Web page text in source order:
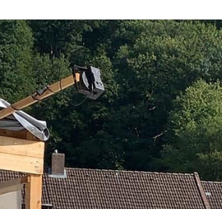
KNOCHEN DER WEISEN
ZU SPÄT – SCHON TOT – EIN KRIMI
AUS HOLLE
WO IST MERLE?
DU SCHULDEST MIR NOCH WAS –
DER 2. HOLLE-KRIMI MIT
ILLUSTRATIONEN VON VOLKER
WITTECZEK
DAS SCHWEIGEN IM GÜLDENEN
PEINE – STAHLHART & TODSICHER
BLUTSPUR DURCH ELZE
POSTKARTENKRIMIS
KRIMIKALENDER FÜR STADT UND
LANDKREIS HILDESHEIM 2018